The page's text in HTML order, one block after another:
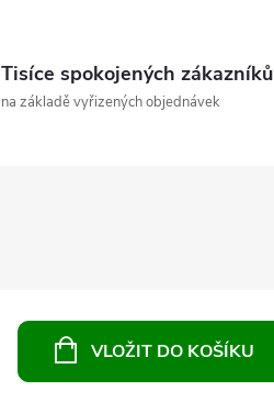
Tisíce spokojených zákazníků
na základě vyřizených objednávek
VLOŽIT DO KOŠÍKU